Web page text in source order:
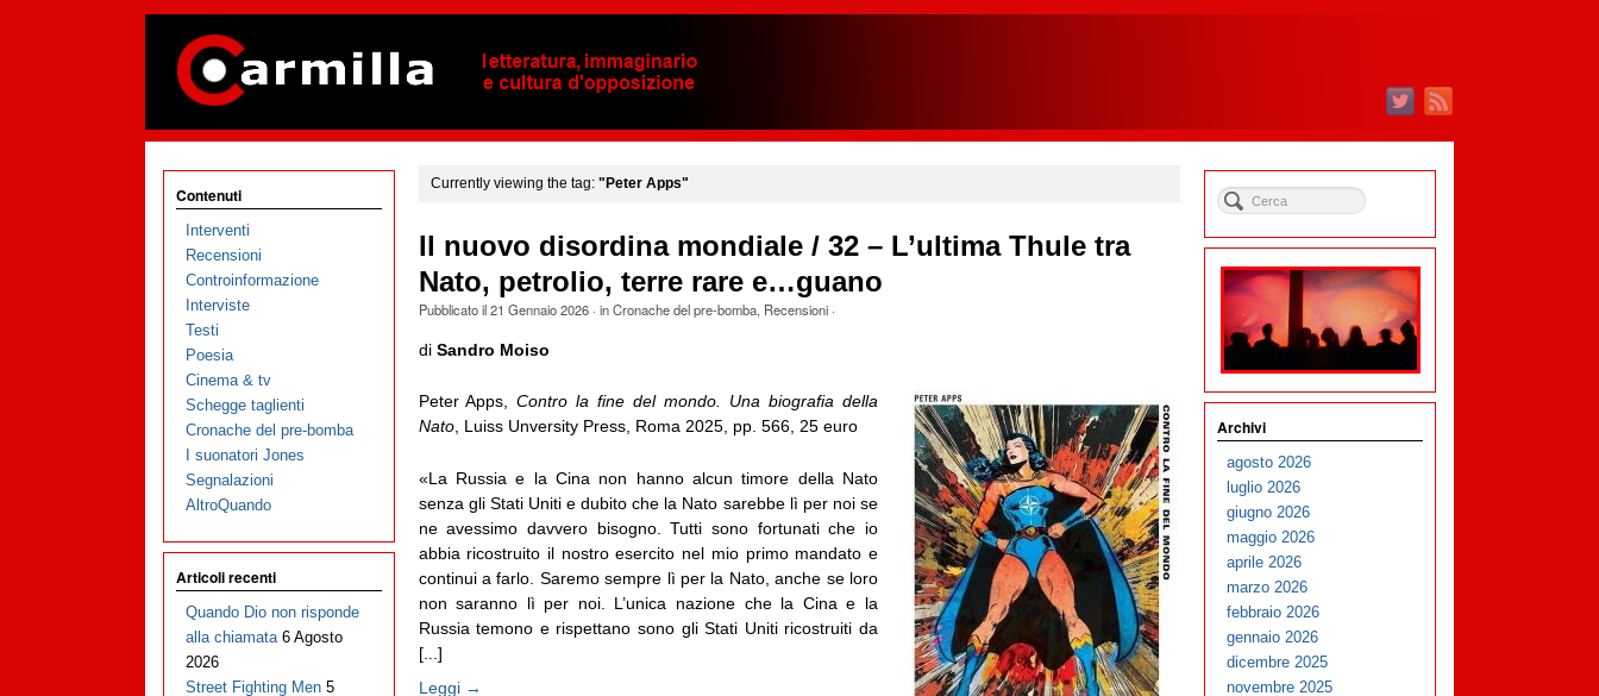
Currently viewing the tag: "Peter Apps"
Il nuovo disordina mondiale / 32 – L’ultima Thule tra
Nato, petrolio, terre rare e…guano
Pubblicato il21 Gennaio 2026· inCronache del pre-bomba, Recensioni·
di Sandro Moiso
Peter Apps,Contro la fine del mondo. Una biografia della
Nato, Luiss Unversity Press, Roma 2025, pp. 566, 25 euro
«La Russia e la Cina non hanno alcun timore della Nato
senza gli Stati Uniti e dubito che la Nato sarebbe lì per noi se
ne avessimo davvero bisogno. Tutti sono fortunati che io
abbia ricostruito il nostro esercito nel mio primo mandato e
continui a farlo. Saremo sempre lì per la Nato, anche se loro
non saranno lì per noi. L’unica nazione che la Cina e la
Russia temono e rispettano sono gli Stati Uniti ricostruiti da
[...]
Leggi →
Contenuti
Interventi
Recensioni
Controinformazione
Interviste
Testi
Poesia
Cinema & tv
Schegge taglienti
Cronache del pre-bomba
I suonatori Jones
Segnalazioni
AltroQuando
Articoli recenti
Quando Dio non risponde
alla chiamata 6 Agosto
2026
Street Fighting Men 5
Archivi
agosto 2026
luglio 2026
giugno 2026
maggio 2026
aprile 2026
marzo 2026
febbraio 2026
gennaio 2026
dicembre 2025
novembre 2025